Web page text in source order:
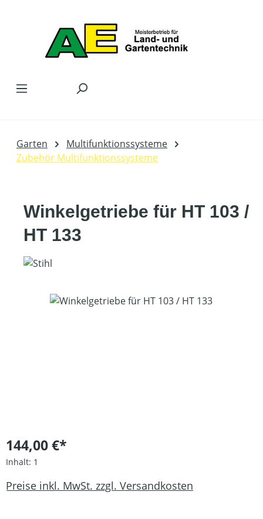
Garten
Multifunktionssysteme
Zubehör Multifunktionssysteme
Winkelgetriebe für HT 103 /
HT 133
Bildergalerie überspringen
144,00 €*
Inhalt: 1
Preise inkl. MwSt. zzgl. Versandkosten